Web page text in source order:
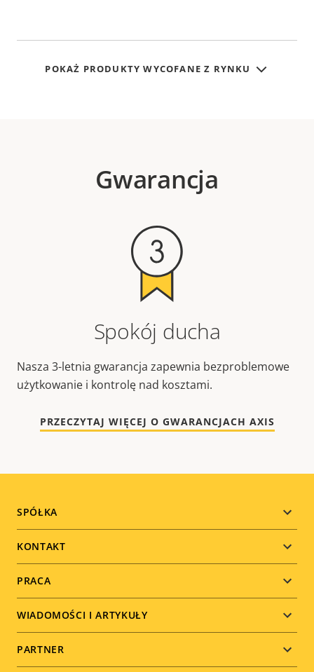
POKAŻ PRODUKTY WYCOFANE Z RYNKU
Gwarancja
Spokój ducha
Nasza 3-letnia gwarancja zapewnia bezproblemowe
użytkowanie i kontrolę nad kosztami.
PRZECZYTAJ WIĘCEJ O GWARANCJACH AXIS
Footer
menu
SPÓŁKA
KONTAKT
PRACA
WIADOMOŚCI I ARTYKUŁY
PARTNER